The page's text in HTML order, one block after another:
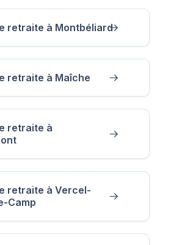
retraite à Montbéliard
retraite à Maîche
retraite à
retraite à Vercel-
Camp